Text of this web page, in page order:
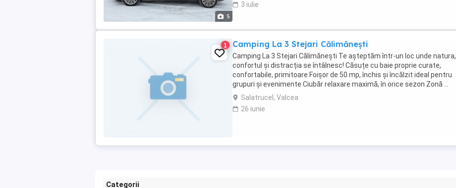
5
3 iulie
1 Camping La 3 Stejari Călimănești
Camping La 3 Stejari Călimănești Te așteptăm într-un loc unde natura,
confortul și distracția se întâlnesc! Căsuțe cu baie proprie curate,
confortabile, primitoare Foișor de 50 mp, închis și încălzit ideal pentru
grupuri și evenimente Ciubăr relaxare maximă, în orice sezon Zonă ...
Salatrucel, Valcea
26 iunie
Categorii